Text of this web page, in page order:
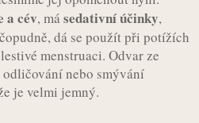
a cév, má sedativní účinky,
dá se použít při potížích
menstruaci. Odvar ze
nebo smývání
je velmi jemný.